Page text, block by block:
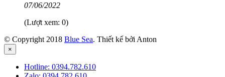
07/06/2022
(Lượt xem: 0)
© Copyright 2018 Blue Sea. Thiết kế bởi Anton
×
Hotline: 0394.782.610